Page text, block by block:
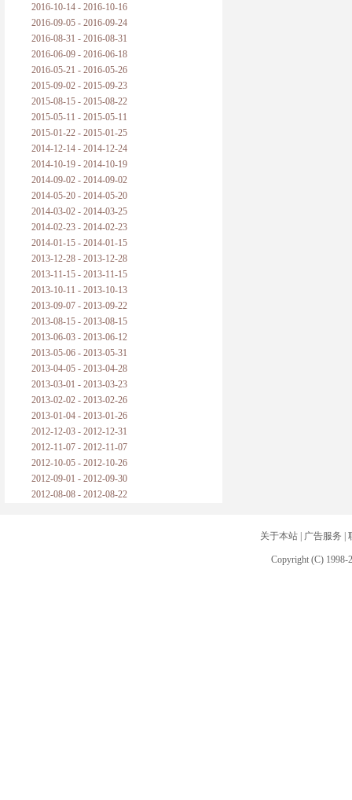
2016-10-14 - 2016-10-16
2016-09-05 - 2016-09-24
2016-08-31 - 2016-08-31
2016-06-09 - 2016-06-18
2016-05-21 - 2016-05-26
2015-09-02 - 2015-09-23
2015-08-15 - 2015-08-22
2015-05-11 - 2015-05-11
2015-01-22 - 2015-01-25
2014-12-14 - 2014-12-24
2014-10-19 - 2014-10-19
2014-09-02 - 2014-09-02
2014-05-20 - 2014-05-20
2014-03-02 - 2014-03-25
2014-02-23 - 2014-02-23
2014-01-15 - 2014-01-15
2013-12-28 - 2013-12-28
2013-11-15 - 2013-11-15
2013-10-11 - 2013-10-13
2013-09-07 - 2013-09-22
2013-08-15 - 2013-08-15
2013-06-03 - 2013-06-12
2013-05-06 - 2013-05-31
2013-04-05 - 2013-04-28
2013-03-01 - 2013-03-23
2013-02-02 - 2013-02-26
2013-01-04 - 2013-01-26
2012-12-03 - 2012-12-31
2012-11-07 - 2012-11-07
2012-10-05 - 2012-10-26
2012-09-01 - 2012-09-30
2012-08-08 - 2012-08-22
关于本站| 广告服务
Copyright (C) 1998-